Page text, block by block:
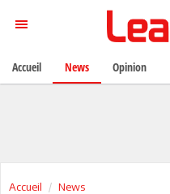
Accueil News
Accueil News Opinion